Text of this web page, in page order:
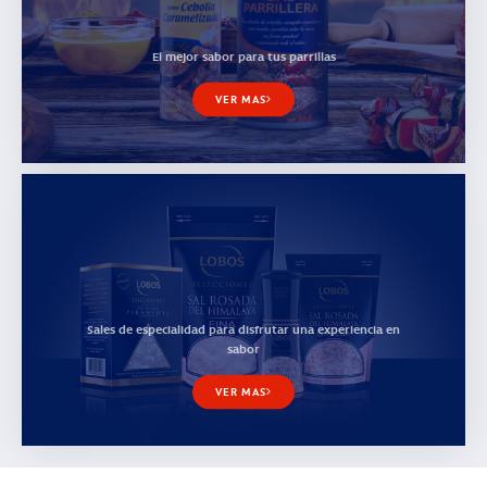
El mejor sabor para tus parrillas
VER MAS
Sales de especialidad para disfrutar una experiencia en
sabor
VER MAS